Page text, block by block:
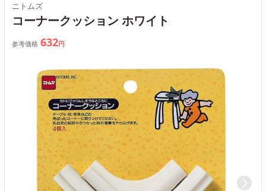
ニトムズ
コーナークッション ホワイト
参考価格 632円